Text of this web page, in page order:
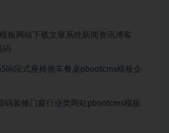
板网站下载文章系统新闻资讯博客
码
响应式座椅推车餐桌pbootcms模板企
码装修门窗行业类网站pbootcms模板